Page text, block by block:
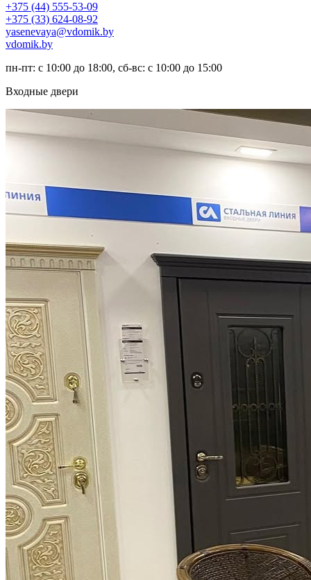
+375 (44) 555-53-09
+375 (33) 624-08-92
yasenevaya@vdomik.by
vdomik.by
пн-пт: с 10:00 до 18:00, сб-вс: с 10:00 до 15:00
Входные двери